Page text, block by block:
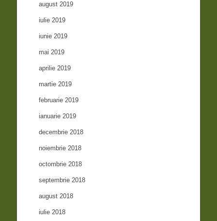
august 2019
iulie 2019
iunie 2019
mai 2019
aprilie 2019
martie 2019
februarie 2019
ianuarie 2019
decembrie 2018
noiembrie 2018
octombrie 2018
septembrie 2018
august 2018
iulie 2018